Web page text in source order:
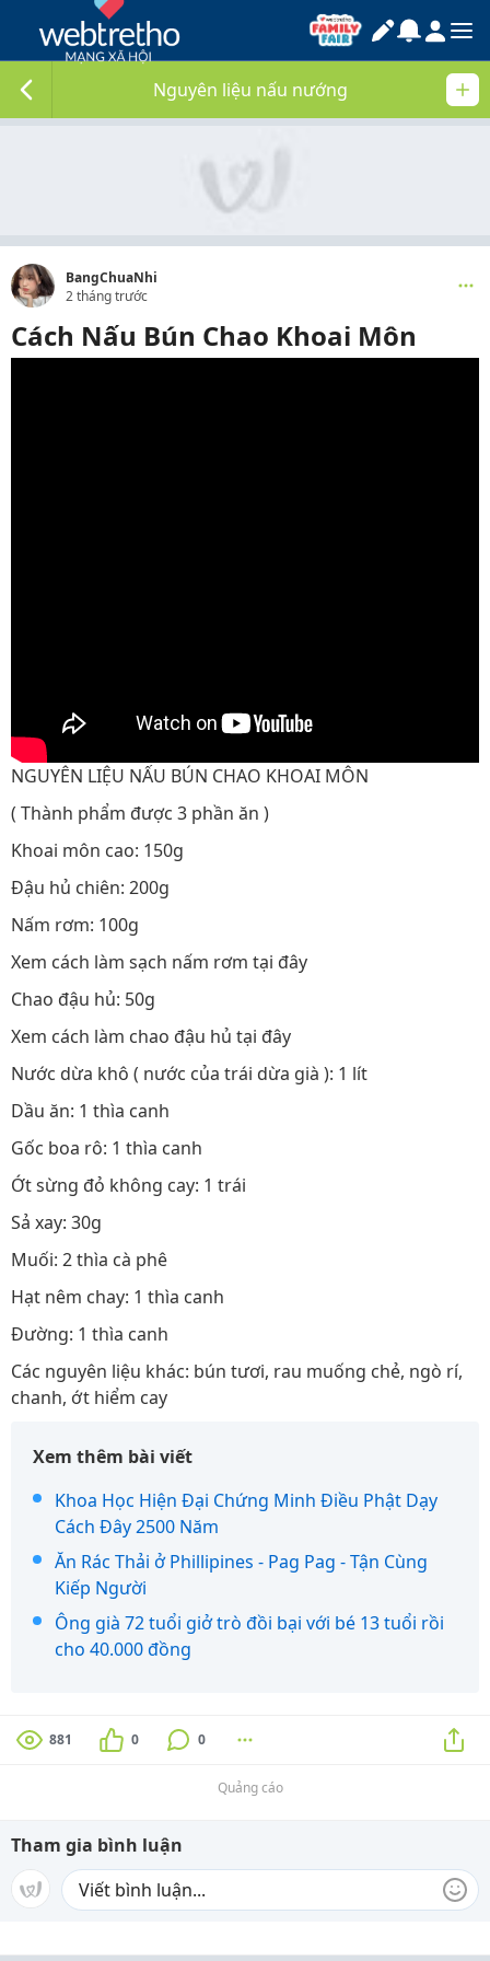
Nguyên liệu nấu nướng
BangChuaNhi
2 tháng trước
Cách Nấu Bún Chao Khoai Môn
NGUYÊN LIỆU NẤU BÚN CHAO KHOAI MÔN
( Thành phẩm được 3 phần ăn )
Khoai môn cao: 150g
Đậu hủ chiên: 200g
Nấm rơm: 100g
Xem cách làm sạch nấm rơm tại đây
Chao đậu hủ: 50g
Xem cách làm chao đậu hủ tại đây
Nước dừa khô ( nước của trái dừa già ): 1 lít
Dầu ăn: 1 thìa canh
Gốc boa rô: 1 thìa canh
Ớt sừng đỏ không cay: 1 trái
Sả xay: 30g
Muối: 2 thìa cà phê
Hạt nêm chay: 1 thìa canh
Đường: 1 thìa canh
Các nguyên liệu khác: bún tươi, rau muống chẻ, ngò rí,
chanh, ớt hiểm cay
Xem thêm bài viết
Khoa Học Hiện Đại Chứng Minh Điều Phật Dạy
Cách Đây 2500 Năm
Ăn Rác Thải ở Phillipines - Pag Pag - Tận Cùng
Kiếp Người
Ông già 72 tuổi giở trò đồi bại với bé 13 tuổi rồi
cho 40.000 đồng
881 0 0
Quảng cáo
Tham gia bình luận